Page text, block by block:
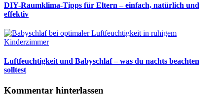
DIY-Raumklima-Tipps für Eltern – einfach, natürlich und
effektiv
Luftfeuchtigkeit und Babyschlaf – was du nachts beachten
solltest
Kommentar hinterlassen